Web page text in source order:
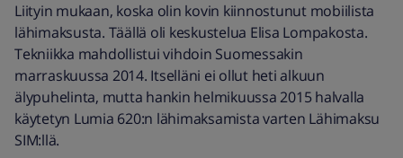
Liityin mukaan, koska olin kovin kiinnostunut mobiilista
lähimaksusta. Täällä oli keskustelua Elisa Lompakosta.
Tekniikka mahdollistui vihdoin Suomessakin
marraskuussa 2014. Itselläni ei ollut heti alkuun
älypuhelinta, mutta hankin helmikuussa 2015 halvalla
käytetyn Lumia 620:n lähimaksamista varten Lähimaksu
SIM:llä.